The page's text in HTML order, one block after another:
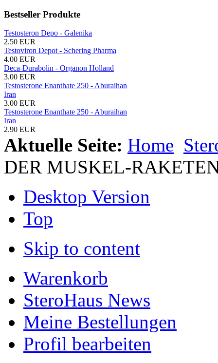
Bestseller Produkte
Testosteron Depo - Galenika
2.50 EUR
Testoviron Depot - Schering Pharma
4.00 EUR
Deca-Durabolin - Organon Holland
3.00 EUR
Testosterone Enanthate 250 - Aburaihan
Iran
3.00 EUR
Testosterone Enanthate 250 - Aburaihan
Iran
2.90 EUR
Aktuelle Seite: Home
DER MUSKEL-
Desktop Version
Top
Skip to content
Warenkorb
SteroHaus News
Meine Bestellungen
Profil bearbeiten